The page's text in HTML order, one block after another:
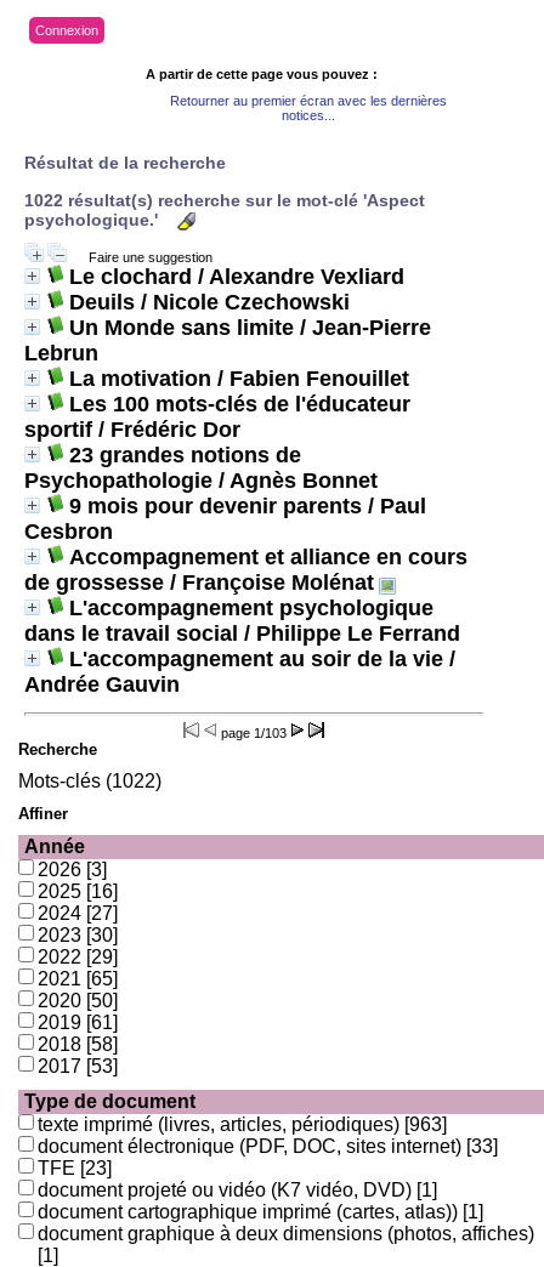
Connexion
A partir de cette page vous pouvez :
Retourner au premier écran avec les dernières
notices...
Résultat de la recherche
1022 résultat(s) recherche sur le mot-clé 'Aspect
psychologique.'
Faire une suggestion
Le clochard / Alexandre Vexliard
Deuils / Nicole Czechowski
Un Monde sans limite / Jean-Pierre
Lebrun
La motivation / Fabien Fenouillet
Les 100 mots-clés de l'éducateur
sportif / Frédéric Dor
23 grandes notions de
Psychopathologie / Agnès Bonnet
9 mois pour devenir parents / Paul
Cesbron
Accompagnement et alliance en cours
de grossesse / Françoise Molénat
L'accompagnement psychologique
dans le travail social / Philippe Le Ferrand
L'accompagnement au soir de la vie /
Andrée Gauvin
page 1/103
Recherche
Mots-clés (1022)
Affiner
Année
2026 [3]
2025 [16]
2024 [27]
2023 [30]
2022 [29]
2021 [65]
2020 [50]
2019 [61]
2018 [58]
2017 [53]
Type de document
texte imprimé (livres, articles, périodiques) [963]
document électronique (PDF, DOC, sites internet) [33]
TFE [23]
document projeté ou vidéo (K7 vidéo, DVD) [1]
document cartographique imprimé (cartes, atlas)) [1]
document graphique à deux dimensions (photos, affiches)
[1]